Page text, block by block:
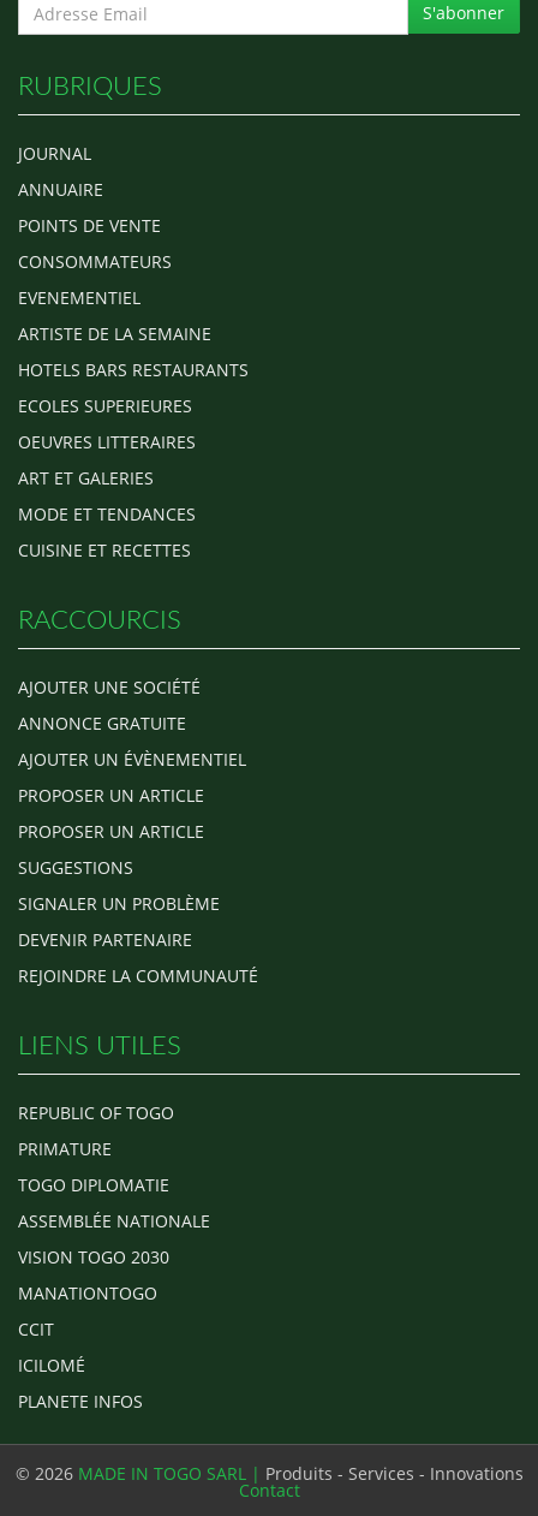
S'abonner
RUBRIQUES
JOURNAL
ANNUAIRE
POINTS DE VENTE
CONSOMMATEURS
EVENEMENTIEL
ARTISTE DE LA SEMAINE
HOTELS BARS RESTAURANTS
ECOLES SUPERIEURES
OEUVRES LITTERAIRES
ART ET GALERIES
MODE ET TENDANCES
CUISINE ET RECETTES
RACCOURCIS
AJOUTER UNE SOCIÉTÉ
ANNONCE GRATUITE
AJOUTER UN ÉVÈNEMENTIEL
PROPOSER UN ARTICLE
PROPOSER UN ARTICLE
SUGGESTIONS
SIGNALER UN PROBLÈME
DEVENIR PARTENAIRE
REJOINDRE LA COMMUNAUTÉ
LIENS UTILES
REPUBLIC OF TOGO
PRIMATURE
TOGO DIPLOMATIE
ASSEMBLÉE NATIONALE
VISION TOGO 2030
MANATIONTOGO
CCIT
ICILOMÉ
PLANETE INFOS
© 2026 MADE IN TOGO SARL | Produits - Services - Innovations
Contact